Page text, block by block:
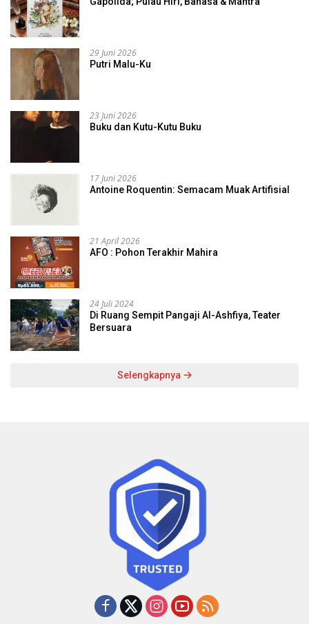
29 Juni 2026
Putri Malu-Ku
23 Juni 2026
Buku dan Kutu-Kutu Buku
17 Juni 2026
Antoine Roquentin: Semacam Muak Artifisial
21 April 2026
AFO : Pohon Terakhir Mahira
24 Juli 2024
Di Ruang Sempit Pangaji Al-Ashfiya, Teater
Bersuara
Selengkapnya